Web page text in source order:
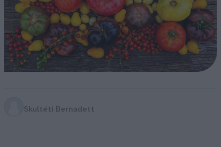
Skultéti Bernadett